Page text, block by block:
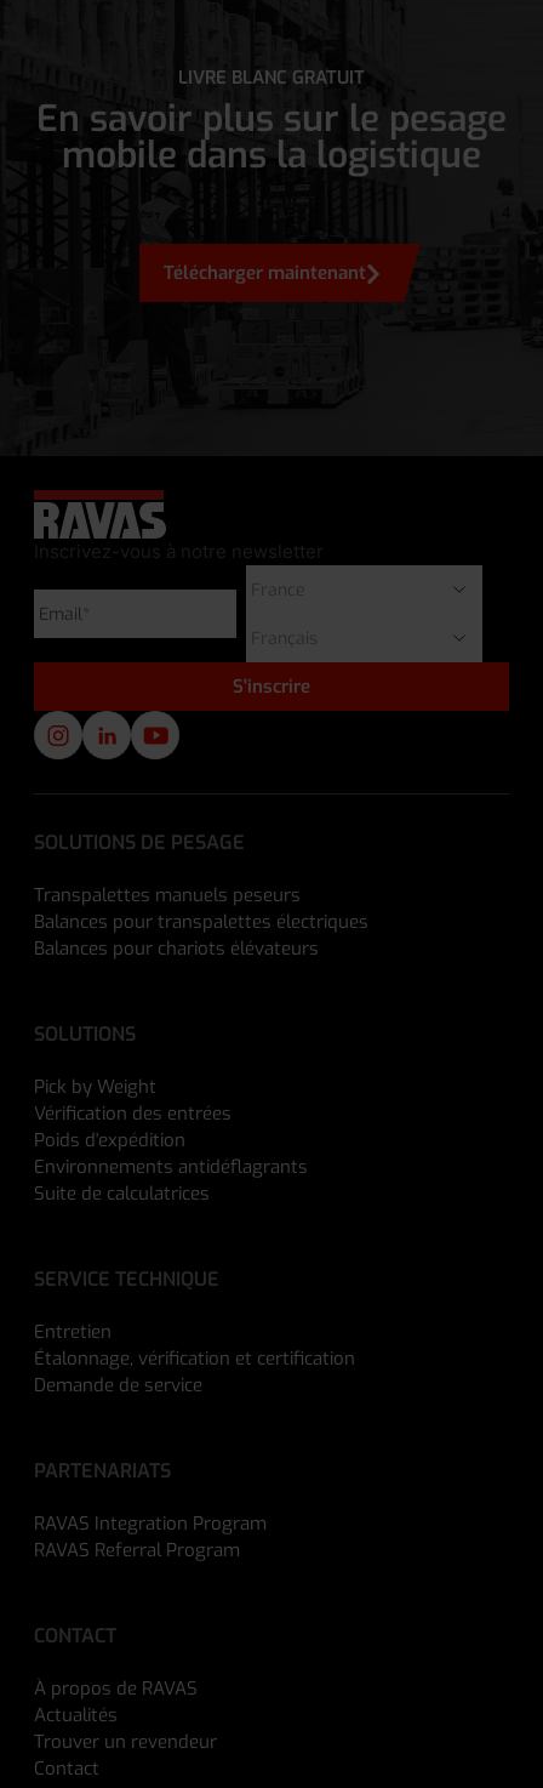
LIVRE BLANC GRATUIT
En savoir plus sur le pesage
mobile dans la logistique
Télécharger maintenant
Inscrivez-vous à notre newsletter
SOLUTIONS DE PESAGE
Transpalettes manuels peseurs
Balances pour transpalettes électriques
Balances pour chariots élévateurs
SOLUTIONS
Pick by Weight
Vérification des entrées
Poids d'expédition
Environnements antidéflagrants
Suite de calculatrices
SERVICE TECHNIQUE
Entretien
Étalonnage, vérification et certification
Demande de service
PARTENARIATS
RAVAS Integration Program
RAVAS Referral Program
CONTACT
À propos de RAVAS
Actualités
Trouver un revendeur
Contact